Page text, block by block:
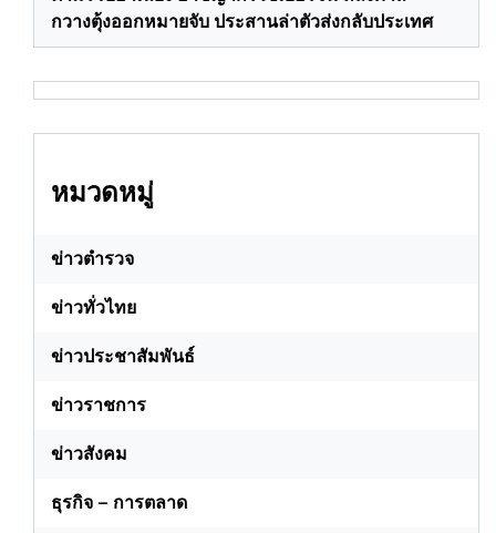
กวางตุ้งออกหมายจับ ประสานล่าตัวส่งกลับประเทศ
หมวดหมู่
ข่าวตำรวจ
ข่าวทั่วไทย
ข่าวประชาสัมพันธ์
ข่าวราชการ
ข่าวสังคม
ธุรกิจ – การตลาด